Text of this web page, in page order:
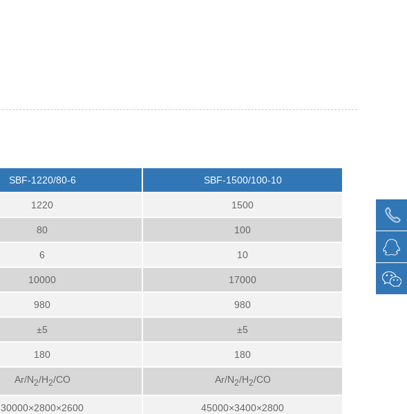
SBF-1220/80-6 SBF-1500/100-10
1220 1500
80 100
6 10
10000 17000
980 980
±5 ±5
180 180
Ar/N2/H2/CO Ar/N2/H2/CO
30000×2800×2600 45000×3400×2800